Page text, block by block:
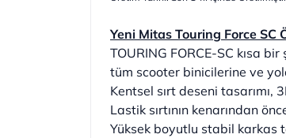
Yeni Mitas Touring Force SC
TOURING FORCE-SC kısa
tüm scooter binicilerine ve
Kentsel sırt deseni tasarımı,
Lastik sırtının kenarından
Yüksek boyutlu stabil karkas